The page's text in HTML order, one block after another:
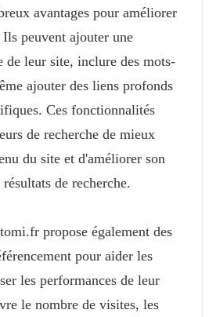
avantages pour améliorer
peuvent ajouter une
de leur site, inclure des mots-
ajouter des liens profonds
Ces fonctionnalités
de recherche de mieux
du site et d'améliorer son
de recherche.
propose également des
pour aider les
les performances de leur
le nombre de visites, les